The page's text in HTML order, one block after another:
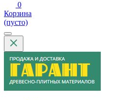
0
Корзина
(пусто)